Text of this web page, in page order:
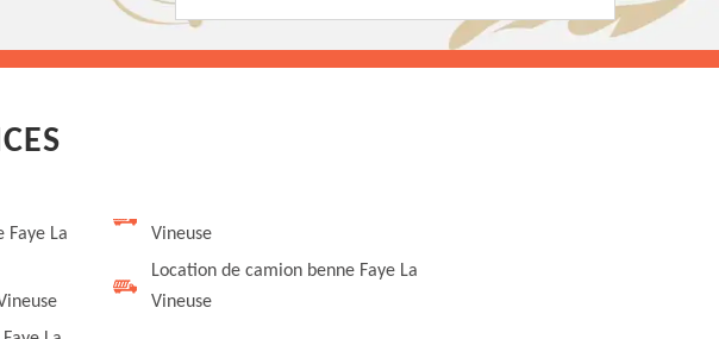
Faye La
Vineuse
Location de camion benne Faye La
Vineuse